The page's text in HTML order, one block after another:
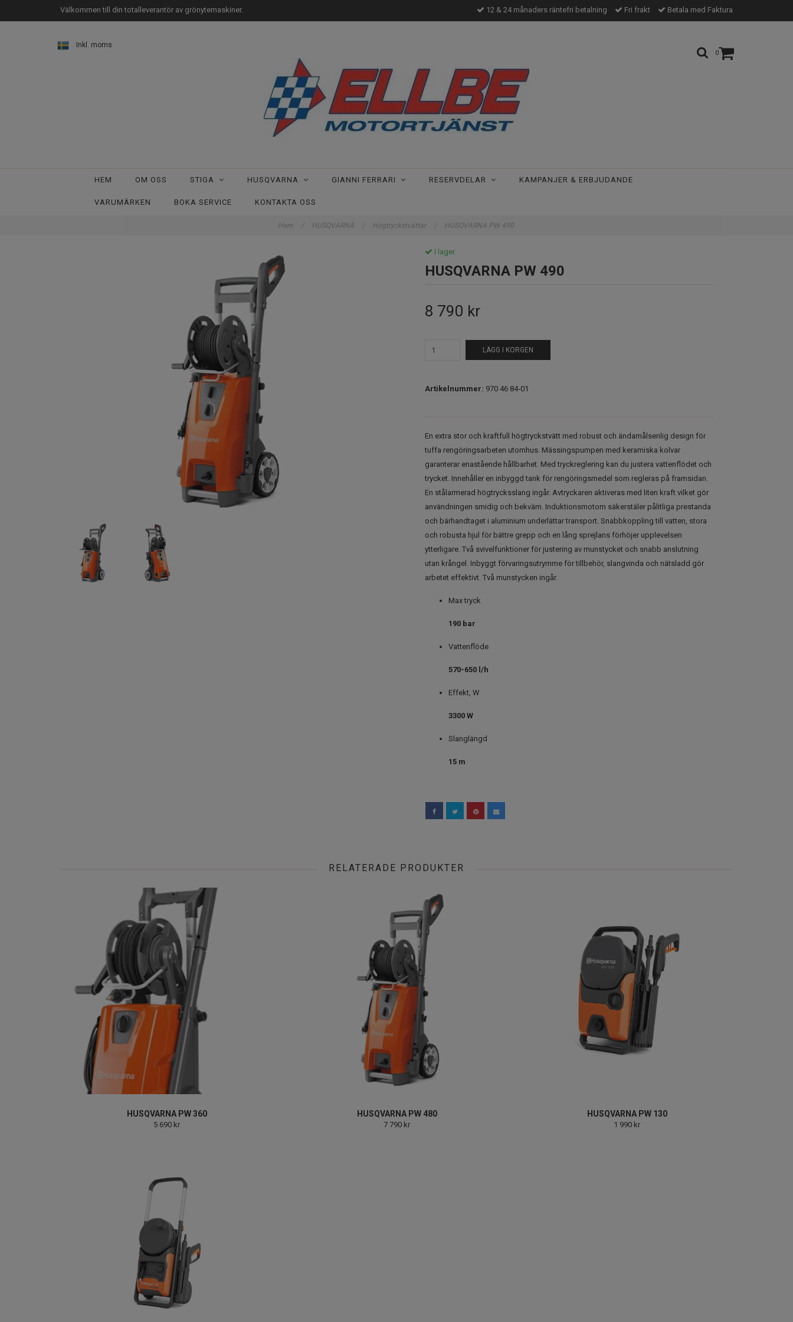
Välkommen till din totalleverantör av grönytemaskiner. 12 & 24 månaders räntefri betalning Fri frakt Betala med Faktura
0
Inkl. moms
HEM OM OSS STIGA HUSQVARNA GIANNI FERRARI RESERVDELAR KAMPANJER & ERBJUDANDE
VARUMÄRKEN BOKA SERVICE KONTAKTA OSS
Hem / HUSQVARNA / Högtryckstvättar / HUSQVARNA PW 490
I lager.
HUSQVARNA PW 490
8 790 kr
LÄGG I KORGEN
Artikelnummer: 970 46 84‑01
En extra stor och kraftfull högtryckstvätt med robust och ändamålsenlig design för
tuffa rengöringsarbeten utomhus. Mässingspumpen med keramiska kolvar
garanterar enastående hållbarhet. Med tryckreglering kan du justera vattenflödet och
trycket. Innehåller en inbyggd tank för rengöringsmedel som regleras på framsidan.
En stålarmerad högtrycksslang ingår. Avtryckaren aktiveras med liten kraft vilket gör
användningen smidig och bekväm. Induktionsmotorn säkerstäler pålitliga prestanda
och bärhandtaget i aluminium underlättar transport. Snabbkoppling till vatten, stora
och robusta hjul för bättre grepp och en lång sprejlans förhöjer upplevelsen
ytterligare. Två svivelfunktioner för justering av munstycket och snabb anslutning
utan krångel. Inbyggt förvaringsutrymme för tillbehör, slangvinda och nätsladd gör
arbetet effektivt. Två munstycken ingår.
Max tryck
190 bar
Vattenflöde
570-650 l/h
Effekt, W
3300 W
Slanglängd
15 m
RELATERADE PRODUKTER
HUSQVARNA PW 360
5 690 kr
HUSQVARNA PW 480
7 790 kr
HUSQVARNA PW 130
1 990 kr